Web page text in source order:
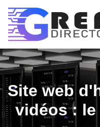
Site web
vidéos :